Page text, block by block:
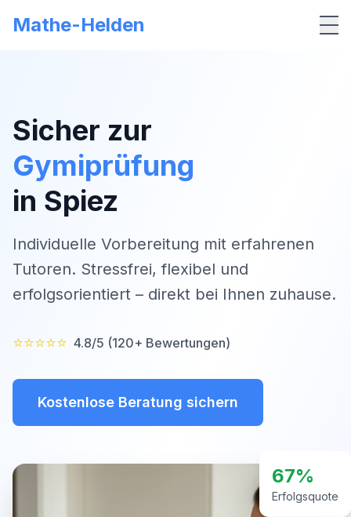
Mathe-Helden
Sicher zur
Gymiprüfung
in Spiez
Individuelle Vorbereitung mit erfahrenen
Tutoren. Stressfrei, flexibel und
erfolgsorientiert – direkt bei Ihnen zuhause.
⭐⭐⭐⭐⭐ 4.8/5 (120+ Bewertungen)
Kostenlose Beratung sichern
67%
Erfolgsquote